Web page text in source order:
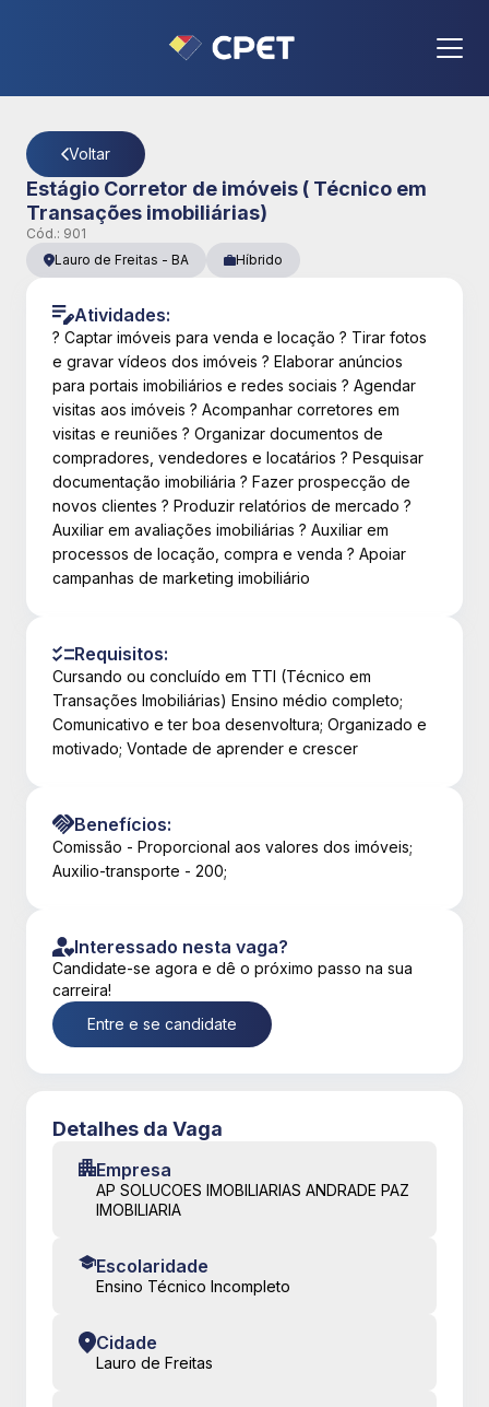
Voltar
Estágio Corretor de imóveis ( Técnico em
Transações imobiliárias)
Cód.: 901
Lauro de Freitas - BA Híbrido
Atividades:
? Captar imóveis para venda e locação ? Tirar fotos
e gravar vídeos dos imóveis ? Elaborar anúncios
para portais imobiliários e redes sociais ? Agendar
visitas aos imóveis ? Acompanhar corretores em
visitas e reuniões ? Organizar documentos de
compradores, vendedores e locatários ? Pesquisar
documentação imobiliária ? Fazer prospecção de
novos clientes ? Produzir relatórios de mercado ?
Auxiliar em avaliações imobiliárias ? Auxiliar em
processos de locação, compra e venda ? Apoiar
campanhas de marketing imobiliário
Requisitos:
Cursando ou concluído em TTI (Técnico em
Transações Imobiliárias) Ensino médio completo;
Comunicativo e ter boa desenvoltura; Organizado e
motivado; Vontade de aprender e crescer
Benefícios:
Comissão - Proporcional aos valores dos imóveis;
Auxilio-transporte - 200;
Interessado nesta vaga?
Candidate-se agora e dê o próximo passo na sua
carreira!
Entre e se candidate
Detalhes da Vaga
Empresa
AP SOLUCOES IMOBILIARIAS ANDRADE PAZ
IMOBILIARIA
Escolaridade
Ensino Técnico Incompleto
Cidade
Lauro de Freitas